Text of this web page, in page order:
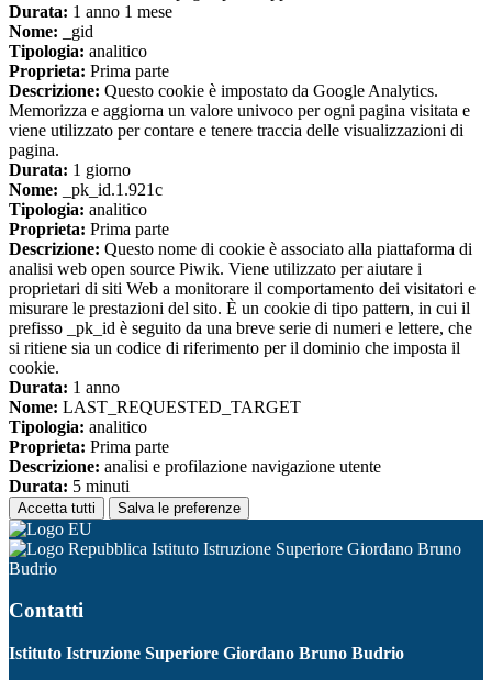
Durata: 1 anno 1 mese
Nome: _gid
Tipologia: analitico
Proprieta: Prima parte
Descrizione: Questo cookie è impostato da Google Analytics.
Memorizza e aggiorna un valore univoco per ogni pagina visitata e
viene utilizzato per contare e tenere traccia delle visualizzazioni di
pagina.
Durata: 1 giorno
Nome: _pk_id.1.921c
Tipologia: analitico
Proprieta: Prima parte
Descrizione: Questo nome di cookie è associato alla piattaforma di
analisi web open source Piwik. Viene utilizzato per aiutare i
proprietari di siti Web a monitorare il comportamento dei visitatori e
misurare le prestazioni del sito. È un cookie di tipo pattern, in cui il
prefisso _pk_id è seguito da una breve serie di numeri e lettere, che
si ritiene sia un codice di riferimento per il dominio che imposta il
cookie.
Durata: 1 anno
Nome: LAST_REQUESTED_TARGET
Tipologia: analitico
Proprieta: Prima parte
Descrizione: analisi e profilazione navigazione utente
Durata: 5 minuti
Accetta tutti Salva le preferenze
Istituto Istruzione Superiore Giordano Bruno
Budrio
Contatti
Istituto Istruzione Superiore Giordano Bruno Budrio